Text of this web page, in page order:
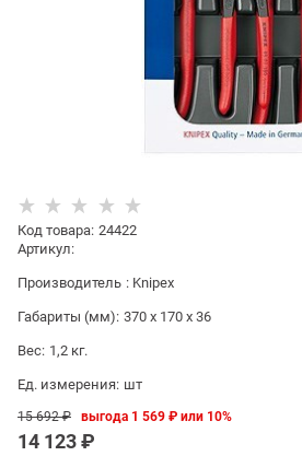
Код товара: 24422
Артикул:
Производитель : Knipex
Габариты (мм): 370 x 170 x 36
Вес: 1,2 кг.
Ед. измерения: шт
15 692 ₽
14 123 ₽
выгода 1 569 ₽ или 10%